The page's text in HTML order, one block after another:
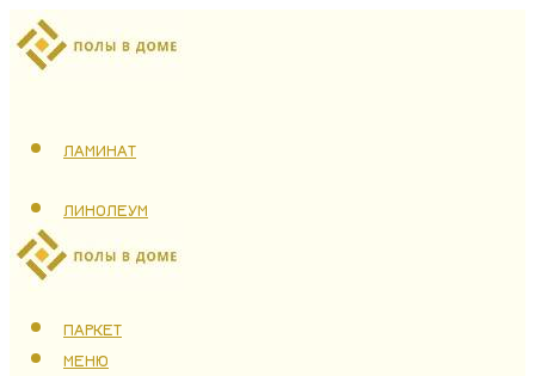
ЛАМИНАТ
ЛИНОЛЕУМ
ТЕПЛЫЙ ПОЛ
ПАРКЕТ
МЕНЮ